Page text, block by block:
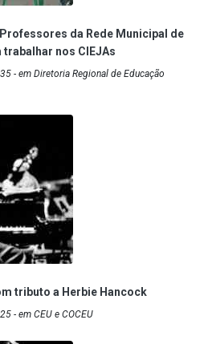
da Rede Municipal de
nos CIEJAs
- em Diretoria Regional de Educação
tributo a Herbie Hancock
- em CEU e COCEU